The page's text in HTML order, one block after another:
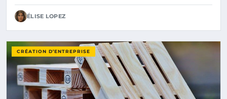
ÉLISE LOPEZ
CRÉATION D’ENTREPRISE